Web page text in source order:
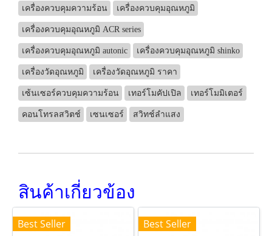
เครื่องควบคุมความร้อน เครื่องควบคุมอุณหภูมิ
เครื่องควบคุมอุณหภูมิ ACR series
เครื่องควบคุมอุณหภูมิ autonic เครื่องควบคุมอุณหภูมิ shinko
เครื่องวัดอุณหภูมิ เครื่องวัดอุณหภูมิ ราคา
เซ้นเซอร์ควบคุมความร้อน เทอร์โมคัปเปิล เทอร์โมมิเตอร์
คอนโทรลสวิตช์ เซนเซอร์ สวิทช์ลำแสง
สินค้าเกี่ยวข้อง
Best Seller Best Seller